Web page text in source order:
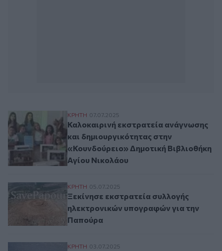
Καλοκαιρινή εκστρατεία ανάγνωσης και
ΚΡΗΤΗ 07.07.2025
Καλοκαιρινή εκστρατεία ανάγνωσης
και δημιουργικότητας στην
«Κουνδούρειο» Δημοτική Βιβλιοθήκη
Αγίου Νικολάου
Ξεκίνησε εκστρατεία συλλογής
ΚΡΗΤΗ 05.07.2025
Ξεκίνησε εκστρατεία συλλογής
ηλεκτρονικών υπογραφών για την
Παπούρα
Εκστρατεία ενημέρωσης για τη στείρωση
ΚΡΗΤΗ 03.07.2025